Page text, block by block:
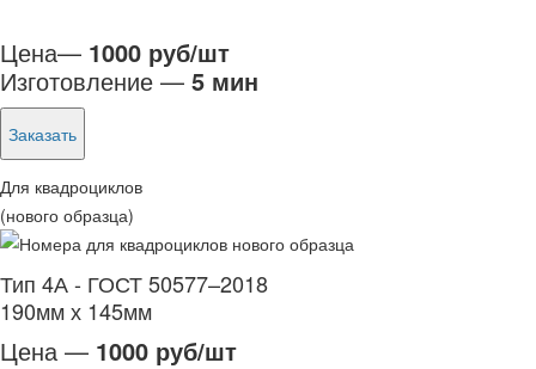
Цена— 1000 руб/шт
Изготовление — 5 мин
Заказать
Для квадроциклов
(нового образца)
Тип 4А - ГОСТ 50577–2018
190мм х 145мм
Цена — 1000 руб/шт